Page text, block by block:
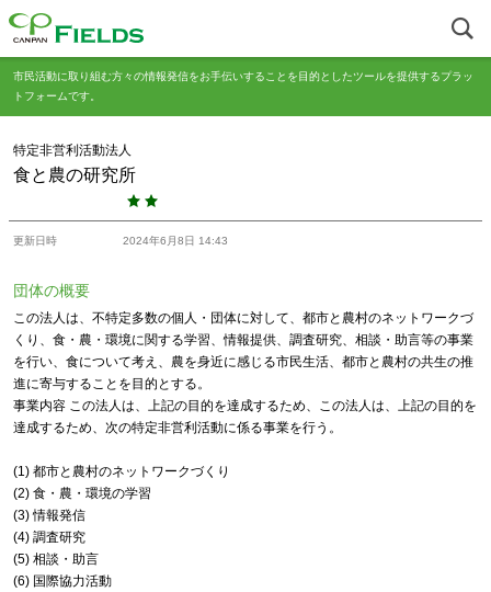
市民活動に取り組む方々の情報発信をお手伝いすることを目的としたツールを提供するプラッ
トフォームです。
特定非営利活動法人
食と農の研究所
更新日時 2024年6月8日 14:43
団体の概要
この法人は、不特定多数の個人・団体に対して、都市と農村のネットワークづ
くり、食・農・環境に関する学習、情報提供、調査研究、相談・助言等の事業
を行い、食について考え、農を身近に感じる市民生活、都市と農村の共生の推
進に寄与することを目的とする。
事業内容 この法人は、上記の目的を達成するため、この法人は、上記の目的を
達成するため、次の特定非営利活動に係る事業を行う。
(1) 都市と農村のネットワークづくり
(2) 食・農・環境の学習
(3) 情報発信
(4) 調査研究
(5) 相談・助言
(6) 国際協力活動